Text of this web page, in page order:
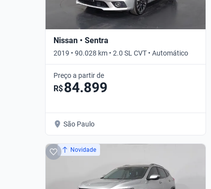
Nissan • Sentra
2019 • 90.028 km • 2.0 SL CVT • Automático
Preço a partir de
R$84.899
São Paulo
Novidade